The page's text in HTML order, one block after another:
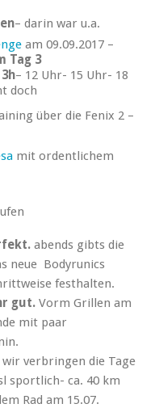
– darin war u.a.
am 09.09.2017 –
Tag 3
– 12 Uhr- 15 Uhr- 18
doch
über die Fenix 2 –
mit ordentlichem
abends gibts die
neue Bodyrunics
festhalten.
gut. Vorm Grillen am
mit paar
wir verbringen die Tage
sportlich- ca. 40 km
Rad am 15.07.